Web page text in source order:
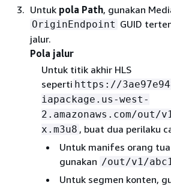
Untuk pola Path, gunakan
OriginEndpoint GUID
jalur.
Pola jalur
Untuk titik akhir HLS
seperti https://
iapackage.us-west-
2.amazonaws.com/out/
x.m3u8 , buat dua perilaku
Untuk manifes orang
gunakan /out/v1/
Untuk segmen konten,